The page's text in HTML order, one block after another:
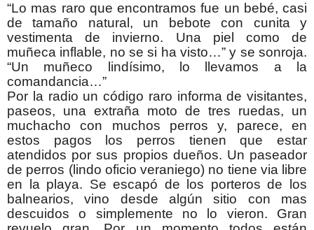
“Lo mas raro que encontramos fue un bebé, casi
de tamaño natural, un bebote con cunita y
vestimenta de invierno. Una piel como de
muñeca inflable, no se si ha visto…” y se sonroja.
“Un muñeco lindísimo, lo llevamos a la
comandancia…”
Por la radio un código raro informa de visitantes,
paseos, una extraña moto de tres ruedas, un
muchacho con muchos perros y, parece, en
estos pagos los perros tienen que estar
atendidos por sus propios dueños. Un paseador
de perros (lindo oficio veraniego) no tiene via libre
en la playa. Se escapó de los porteros de los
balnearios, vino desde algún sitio con mas
descuidos o simplemente no lo vieron. Gran